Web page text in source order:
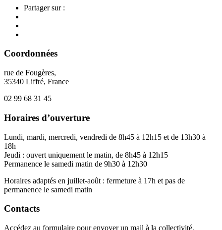
Partager sur :
Coordonnées
rue de Fougères,
35340 Liffré, France
02 99 68 31 45
Horaires d’ouverture
Lundi, mardi, mercredi, vendredi de 8h45 à 12h15 et de 13h30 à
18h
Jeudi : ouvert uniquement le matin, de 8h45 à 12h15
Permanence le samedi matin de 9h30 à 12h30
Horaires adaptés en juillet-août : fermeture à 17h et pas de
permanence le samedi matin
Contacts
Accédez au formulaire pour envoyer un mail à la collectivité.